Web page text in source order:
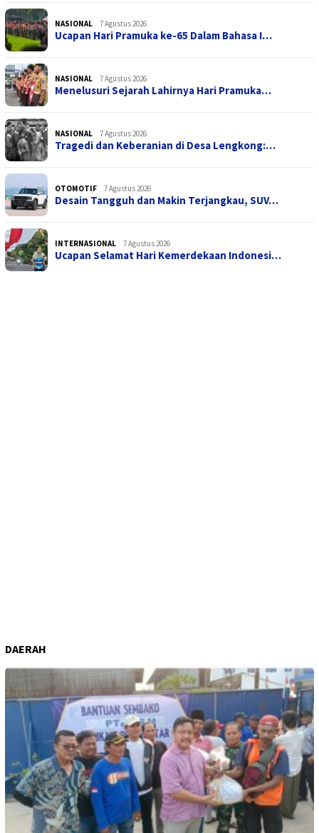
NASIONAL 7 Agustus 2026
Ucapan Hari Pramuka ke-65 Dalam Bahasa I…
NASIONAL 7 Agustus 2026
Menelusuri Sejarah Lahirnya Hari Pramuka…
NASIONAL 7 Agustus 2026
Tragedi dan Keberanian di Desa Lengkong:…
OTOMOTIF 7 Agustus 2026
Desain Tangguh dan Makin Terjangkau, SUV…
INTERNASIONAL 7 Agustus 2026
Ucapan Selamat Hari Kemerdekaan Indonesi…
DAERAH